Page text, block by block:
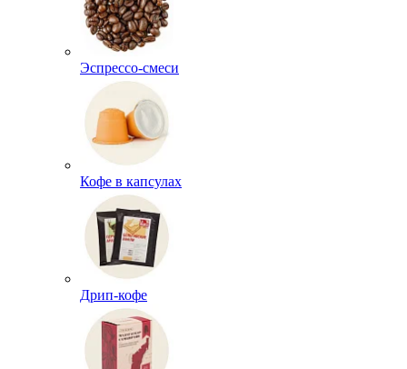
Эспрессо-смеси
Кофе в капсулах
Дрип-кофе